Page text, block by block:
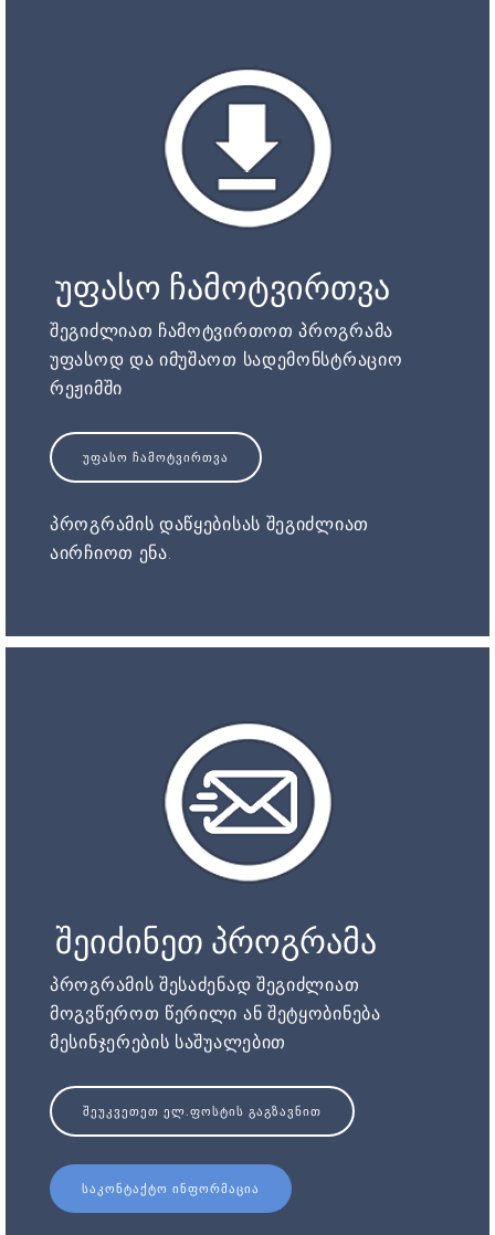
უფასო ჩამოტვირთვა
შეგიძლიათ ჩამოტვირთოთ პროგრამა
უფასოდ და იმუშაოთ სადემონსტრაციო
რეჟიმში
ᲣᲤᲐᲡᲝ ᲩᲐᲛᲝᲢᲕᲘᲠᲗᲕᲐ
პროგრამის დაწყებისას შეგიძლიათ
აირჩიოთ ენა.
შეიძინეთ პროგრამა
პროგრამის შესაძენად შეგიძლიათ
მოგვწეროთ წერილი ან შეტყობინება
მესინჯერების საშუალებით
ᲨᲔᲣᲙᲕᲔᲗᲔᲗ ᲔᲚ.ᲤᲝᲡᲢᲘᲡ ᲒᲐᲒᲖᲐᲕᲜᲘᲗ
ᲡᲐᲙᲝᲜᲢᲐᲥᲢᲝ ᲘᲜᲤᲝᲠᲛᲐᲪᲘᲐ